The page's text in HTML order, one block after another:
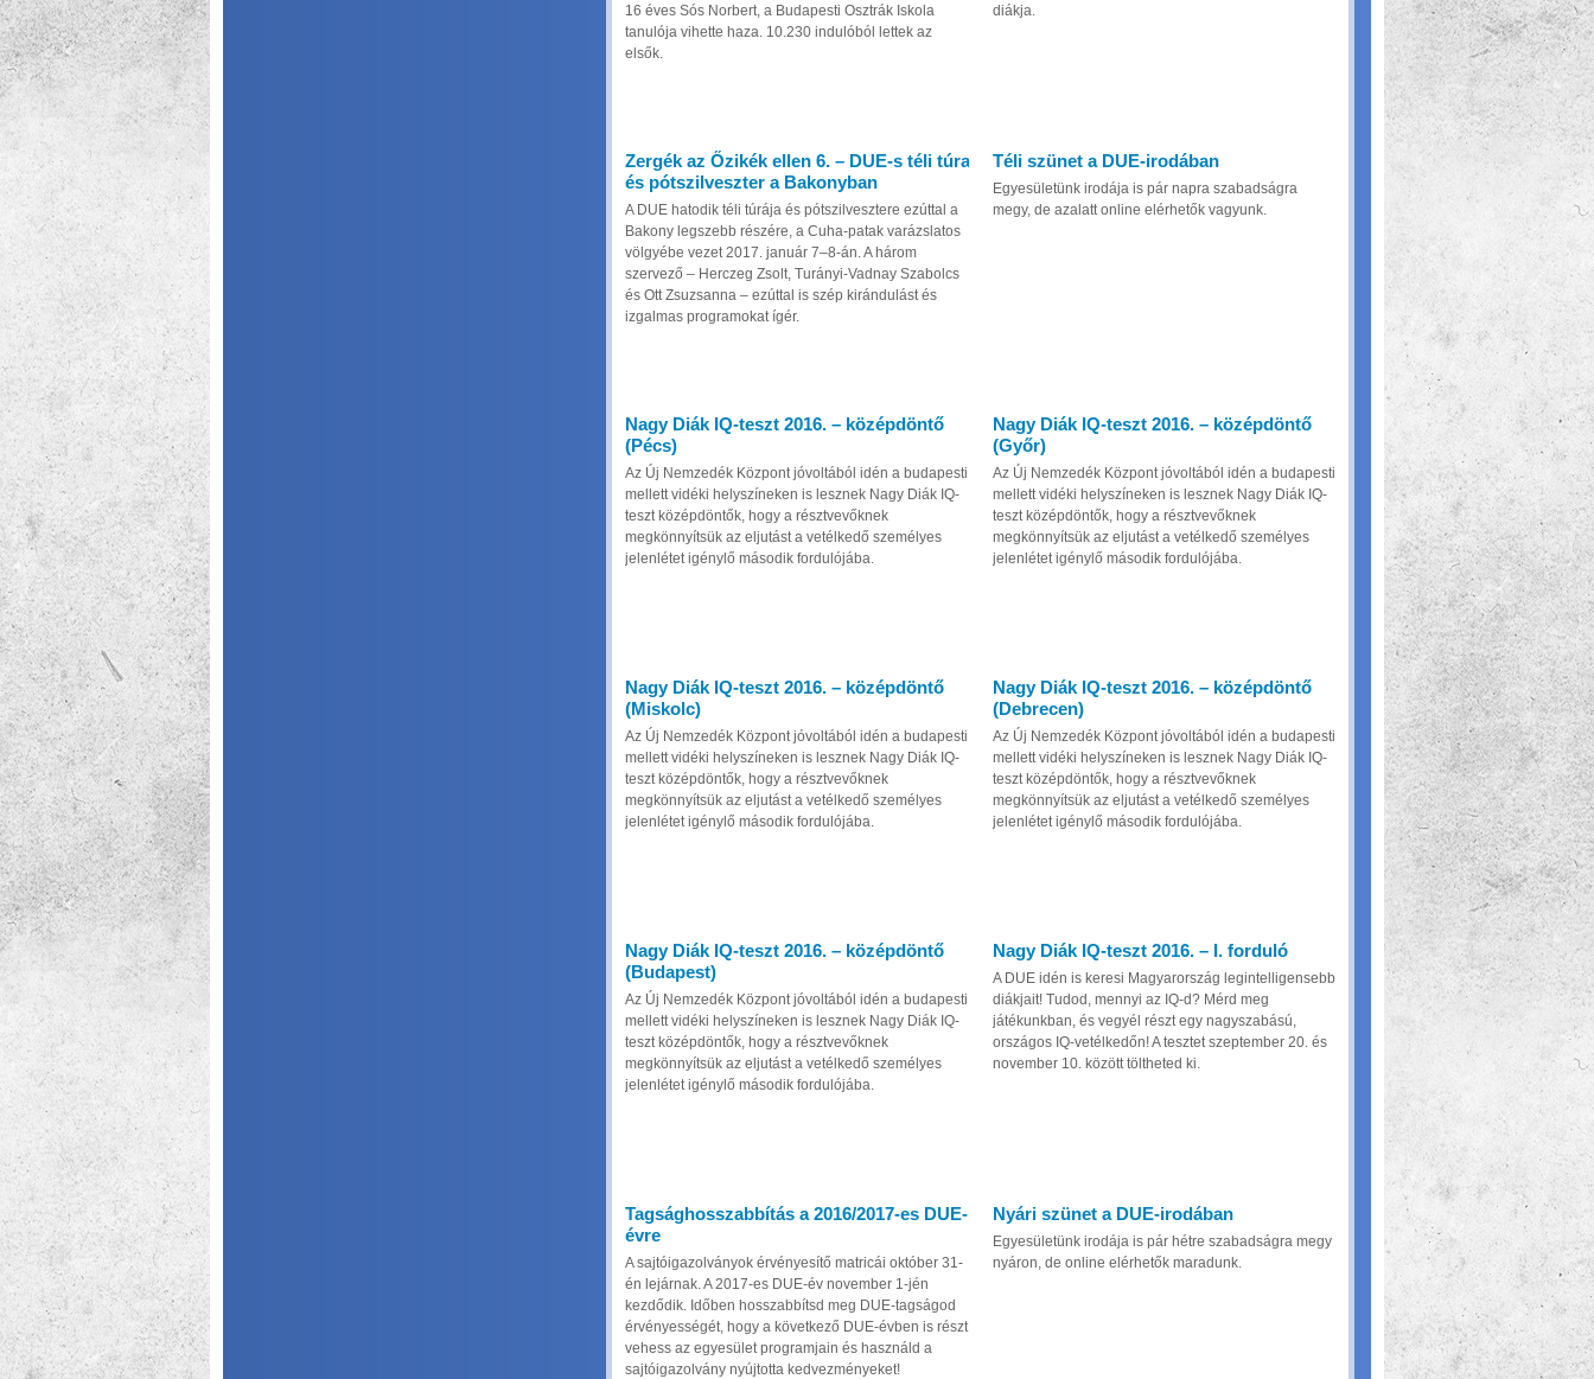
16 éves Sós Norbert, a Budapesti Osztrák Iskola
tanulója vihette haza. 10.230 indulóból lettek az
elsők.
diákja.
Zergék az Őzikék ellen 6. – DUE-s téli túra
és pótszilveszter a Bakonyban
A DUE hatodik téli túrája és pótszilvesztere ezúttal a
Bakony legszebb részére, a Cuha-patak varázslatos
völgyébe vezet 2017. január 7–8-án. A három
szervező – Herczeg Zsolt, Turányi-Vadnay Szabolcs
és Ott Zsuzsanna – ezúttal is szép kirándulást és
izgalmas programokat ígér.
Téli szünet a DUE-irodában
Egyesületünk irodája is pár napra szabadságra
megy, de azalatt online elérhetők vagyunk.
Nagy Diák IQ-teszt 2016. – középdöntő
(Pécs)
Az Új Nemzedék Központ jóvoltából idén a budapesti
mellett vidéki helyszíneken is lesznek Nagy Diák IQ-
teszt középdöntők, hogy a résztvevőknek
megkönnyítsük az eljutást a vetélkedő személyes
jelenlétet igénylő második fordulójába.
Nagy Diák IQ-teszt 2016. – középdöntő
(Győr)
Az Új Nemzedék Központ jóvoltából idén a budapesti
mellett vidéki helyszíneken is lesznek Nagy Diák IQ-
teszt középdöntők, hogy a résztvevőknek
megkönnyítsük az eljutást a vetélkedő személyes
jelenlétet igénylő második fordulójába.
Nagy Diák IQ-teszt 2016. – középdöntő
(Miskolc)
Az Új Nemzedék Központ jóvoltából idén a budapesti
mellett vidéki helyszíneken is lesznek Nagy Diák IQ-
teszt középdöntők, hogy a résztvevőknek
megkönnyítsük az eljutást a vetélkedő személyes
jelenlétet igénylő második fordulójába.
Nagy Diák IQ-teszt 2016. – középdöntő
(Debrecen)
Az Új Nemzedék Központ jóvoltából idén a budapesti
mellett vidéki helyszíneken is lesznek Nagy Diák IQ-
teszt középdöntők, hogy a résztvevőknek
megkönnyítsük az eljutást a vetélkedő személyes
jelenlétet igénylő második fordulójába.
Nagy Diák IQ-teszt 2016. – középdöntő
(Budapest)
Az Új Nemzedék Központ jóvoltából idén a budapesti
mellett vidéki helyszíneken is lesznek Nagy Diák IQ-
teszt középdöntők, hogy a résztvevőknek
megkönnyítsük az eljutást a vetélkedő személyes
jelenlétet igénylő második fordulójába.
Nagy Diák IQ-teszt 2016. – I. forduló
A DUE idén is keresi Magyarország legintelligensebb
diákjait! Tudod, mennyi az IQ-d? Mérd meg
játékunkban, és vegyél részt egy nagyszabású,
országos IQ-vetélkedőn! A tesztet szeptember 20. és
november 10. között töltheted ki.
Tagsághosszabbítás a 2016/2017-es DUE-
évre
A sajtóigazolványok érvényesítő matricái október 31-
én lejárnak. A 2017-es DUE-év november 1-jén
kezdődik. Időben hosszabbítsd meg DUE-tagságod
érvényességét, hogy a következő DUE-évben is részt
vehess az egyesület programjain és használd a
sajtóigazolvány nyújtotta kedvezményeket!
Nyári szünet a DUE-irodában
Egyesületünk irodája is pár hétre szabadságra megy
nyáron, de online elérhetők maradunk.